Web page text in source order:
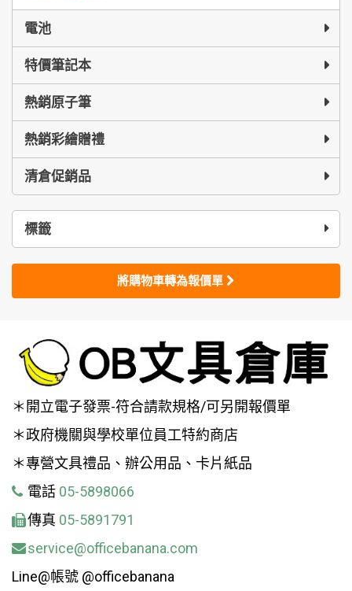
電池
特價筆記本
熱銷原子筆
熱銷彩繪贈禮
清倉促銷品
標籤
將購物車轉為報價單
＊開立電子發票-符合請款規格/可另開報價單
＊政府機關與學校單位員工特約商店
＊專營文具禮品、辦公用品、卡片紙品
電話 05-5898066
傳真 05-5891791
service@officebanana.com
Line@帳號 @officebanana